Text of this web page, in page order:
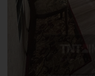
VÂNZARE
Camere